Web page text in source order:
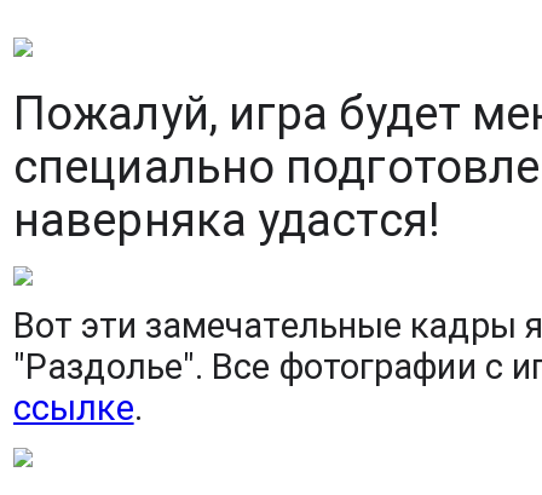
Пожалуй, игра будет
специально
наверняка удастся!
Вот эти замечательные кадры
"Раздолье". Все фотографии с
ссылке.